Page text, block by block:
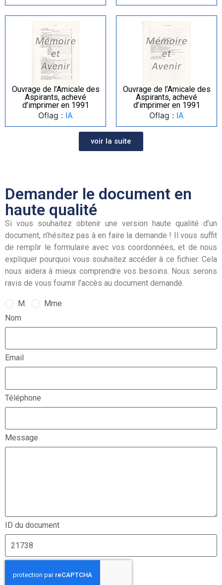
Ouvrage de l’Amicale des
Aspirants, achevé
d’imprimer en 1991
Oflag : IA
Ouvrage de l’Amicale des
Aspirants, achevé
d’imprimer en 1991
Oflag : IA
voir la suite
Demander le document en
haute qualité
Si vous souhaitez obtenir une version haute qualité d’un
document, n’hésitez pas à en faire la demande ! Il vous suffit
de remplir le formulaire avec vos coordonnées, et de nous
expliquer pourquoi vous souhaitez accéder à ce fichier. Cela
nous aidera à mieux comprendre vos besoins. Nous serons
ravis de vous fournir l’accès au document demandé.
M.
Mme
Nom
Email
Téléphone
Message
ID du document